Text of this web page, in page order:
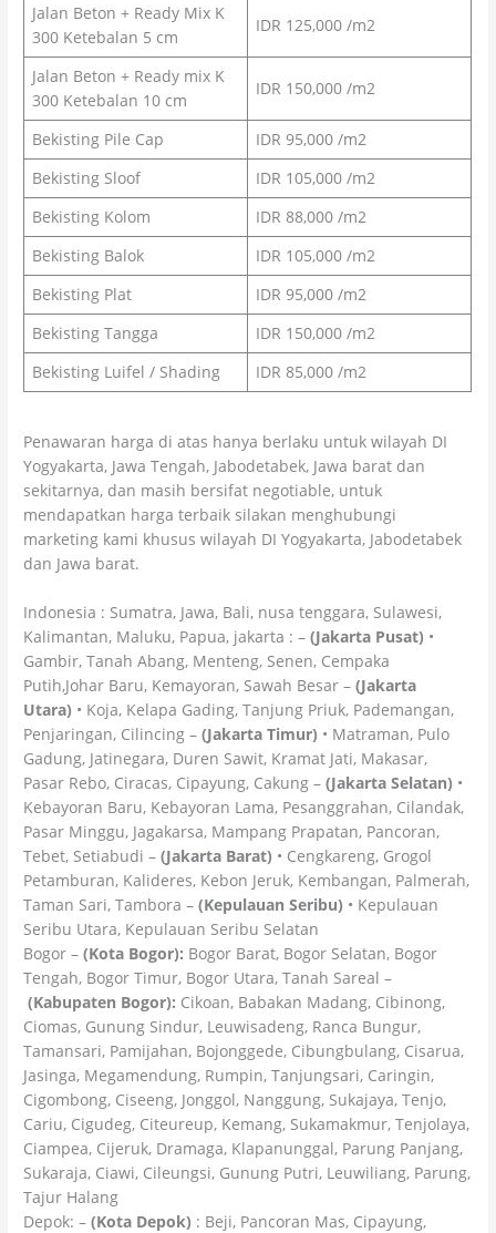
Jalan Beton + Ready Mix K
300 Ketebalan 5 cm
IDR 125,000 /m2
Jalan Beton + Ready mix K
300 Ketebalan 10 cm
IDR 150,000 /m2
Bekisting Pile Cap
IDR 95,000 /m2
Bekisting Sloof
IDR 105,000 /m2
Bekisting Kolom
IDR 88,000 /m2
Bekisting Balok
IDR 105,000 /m2
Bekisting Plat
IDR 95,000 /m2
Bekisting Tangga
IDR 150,000 /m2
Bekisting Luifel / Shading
IDR 85,000 /m2
Penawaran harga di atas hanya berlaku untuk wilayah DI
Yogyakarta, Jawa Tengah, Jabodetabek, Jawa barat dan
sekitarnya, dan masih bersifat negotiable, untuk
mendapatkan harga terbaik silakan menghubungi
marketing kami khusus wilayah DI Yogyakarta, Jabodetabek
dan Jawa barat.
Indonesia : Sumatra, Jawa, Bali, nusa tenggara, Sulawesi,
Kalimantan, Maluku, Papua, jakarta : –(Jakarta Pusat) •
Gambir, Tanah Abang, Menteng, Senen, Cempaka
Putih,Johar Baru, Kemayoran, Sawah Besar –(Jakarta
Utara) • Koja, Kelapa Gading, Tanjung Priuk, Pademangan,
Penjaringan, Cilincing –(Jakarta Timur) • Matraman, Pulo
Gadung, Jatinegara, Duren Sawit, Kramat Jati, Makasar,
Pasar Rebo, Ciracas, Cipayung, Cakung –(Jakarta Selatan) •
Kebayoran Baru, Kebayoran Lama, Pesanggrahan, Cilandak,
Pasar Minggu, Jagakarsa, Mampang Prapatan, Pancoran,
Tebet, Setiabudi –(Jakarta Barat) • Cengkareng, Grogol
Petamburan, Kalideres, Kebon Jeruk, Kembangan, Palmerah,
Taman Sari, Tambora –(Kepulauan Seribu) • Kepulauan
Seribu Utara, Kepulauan Seribu Selatan
Bogor –(Kota Bogor): Bogor Barat, Bogor Selatan, Bogor
Tengah, Bogor Timur, Bogor Utara, Tanah Sareal –
(Kabupaten Bogor): Cikoan, Babakan Madang, Cibinong,
Ciomas, Gunung Sindur, Leuwisadeng, Ranca Bungur,
Tamansari, Pamijahan, Bojonggede, Cibungbulang, Cisarua,
Jasinga, Megamendung, Rumpin, Tanjungsari, Caringin,
Cigombong, Ciseeng, Jonggol, Nanggung, Sukajaya, Tenjo,
Cariu, Cigudeg, Citeureup, Kemang, Sukamakmur, Tenjolaya,
Ciampea, Cijeruk, Dramaga, Klapanunggal, Parung Panjang,
Sukaraja, Ciawi, Cileungsi, Gunung Putri, Leuwiliang, Parung,
Tajur Halang
Depok: –(Kota Depok) : Beji, Pancoran Mas, Cipayung,